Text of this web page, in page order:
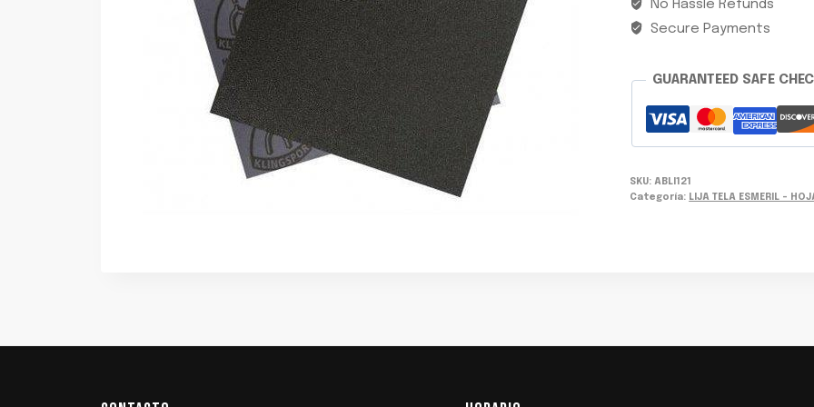
No Hassle Refunds
Secure Payments
GUARANTEED SAFE
SKU:ABLI121
Categoría: LIJA TELA ESMERIL -